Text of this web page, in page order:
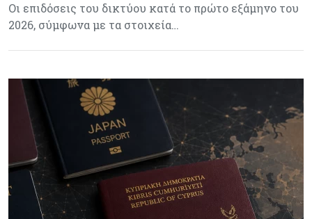
Οι επιδόσεις του δικτύου κατά το πρώτο εξάμηνο του
2026, σύμφωνα με τα στοιχεία…